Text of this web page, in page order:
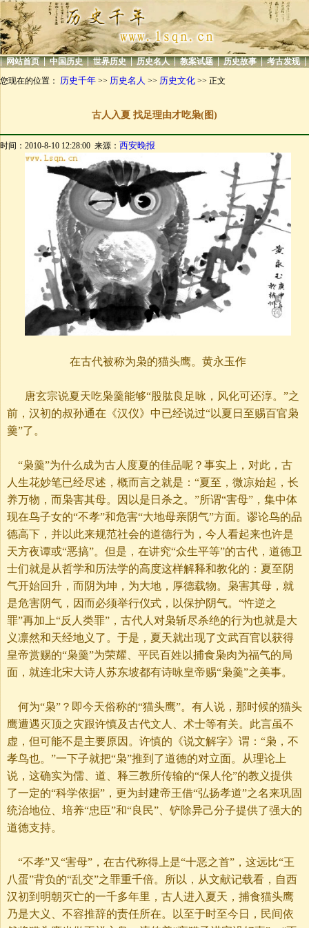
| 网站首页 | 中国历史 | 世界历史 | 历史名人 | 教案试题 | 历史故事 | 考古发现 |
您现在的位置： 历史千年 >> 历史名人 >> 历史文化 >> 正文
古人入夏 找足理由才吃枭(图)
时间：2010-8-10 12:28:00 来源： 西安晚报
在古代被称为枭的猫头鹰。黄永玉作
唐玄宗说夏天吃枭羹能够“股肱良足咏，风化可还淳。”之
前，汉初的叔孙通在《汉仪》中已经说过“以夏日至赐百官枭
羹”了。
“枭羹”为什么成为古人度夏的佳品呢？事实上，对此，古
人生花妙笔已经尽述，概而言之就是：“夏至，微凉始起，长
养万物，而枭害其母。因以是日杀之。”所谓“害母”，集中体
现在鸟子女的“不孝”和危害“大地母亲阴气”方面。谬论鸟的品
德高下，并以此来规范社会的道德行为，今人看起来也许是
天方夜谭或“恶搞”。但是，在讲究“众生平等”的古代，道德卫
士们就是从哲学和历法学的高度这样解释和教化的：夏至阴
气开始回升，而阴为坤，为大地，厚德载物。枭害其母，就
是危害阴气，因而必须举行仪式，以保护阴气。“忤逆之
罪”再加上“反人类罪”，古代人对枭斩尽杀绝的行为也就是大
义凛然和天经地义了。于是，夏天就出现了文武百官以获得
皇帝赏赐的“枭羹”为荣耀、平民百姓以捕食枭肉为福气的局
面，就连北宋大诗人苏东坡都有诗咏皇帝赐“枭羹”之美事。
何为“枭”？即今天俗称的“猫头鹰”。有人说，那时候的猫头
鹰遭遇灭顶之灾跟许慎及古代文人、术士等有关。此言虽不
虚，但可能不是主要原因。许慎的《说文解字》谓：“枭，不
孝鸟也。”一下子就把“枭”推到了道德的对立面。从理论上
说，这确实为儒、道、释三教所传输的“保人伦”的教义提供
了一定的“科学依据”，更为封建帝王借“弘扬孝道”之名来巩固
统治地位、培养“忠臣”和“良民”、铲除异己分子提供了强大的
道德支持。
“不孝”又“害母”，在古代称得上是“十恶之首”，这远比“王
八蛋”背负的“乱交”之罪重千倍。所以，从文献记载看，自西
汉初到明朝灭亡的一千多年里，古人进入夏天，捕食猫头鹰
乃是大义、不容推辞的责任所在。以至于时至今日，民间依